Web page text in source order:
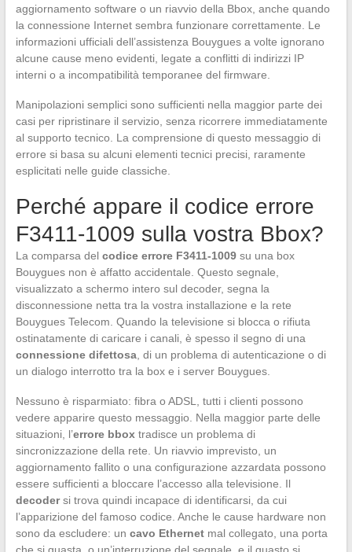
aggiornamento software o un riavvio della Bbox, anche quando
la connessione Internet sembra funzionare correttamente. Le
informazioni ufficiali dell’assistenza Bouygues a volte ignorano
alcune cause meno evidenti, legate a conflitti di indirizzi IP
interni o a incompatibilità temporanee del firmware.
Manipolazioni semplici sono sufficienti nella maggior parte dei
casi per ripristinare il servizio, senza ricorrere immediatamente
al supporto tecnico. La comprensione di questo messaggio di
errore si basa su alcuni elementi tecnici precisi, raramente
esplicitati nelle guide classiche.
Perché appare il codice errore
F3411-1009 sulla vostra Bbox?
La comparsa del codice errore F3411-1009su una box
Bouygues non è affatto accidentale. Questo segnale,
visualizzato a schermo intero sul decoder, segna la
disconnessione netta tra la vostra installazione e la rete
Bouygues Telecom. Quando la televisione si blocca o rifiuta
ostinatamente di caricare i canali, è spesso il segno di una
connessione difettosa, di un problema di autenticazione o di
un dialogo interrotto tra la box e i server Bouygues.
Nessuno è risparmiato: fibra o ADSL, tutti i clienti possono
vedere apparire questo messaggio. Nella maggior parte delle
situazioni, l’errore bboxtradisce un problema di
sincronizzazione della rete. Un riavvio imprevisto, un
aggiornamento fallito o una configurazione azzardata possono
essere sufficienti a bloccare l’accesso alla televisione. Il
decodersi trova quindi incapace di identificarsi, da cui
l’apparizione del famoso codice. Anche le cause hardware non
sono da escludere: un cavo Ethernetmal collegato, una porta